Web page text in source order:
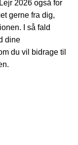
2026 også for
gerne fra dig,
I så fald
dine
du vil bidrage til